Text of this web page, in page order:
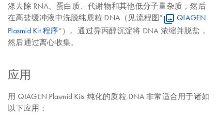
涤去除 RNA、蛋白质、代谢物和其他低分子量杂质，然后
在高盐缓冲液中洗脱纯质粒 DNA（见流程图“
QIAGEN
Plasmid Kit 程序”）。通过异丙醇沉淀将 DNA 浓缩并脱盐，
然后通过离心收集。
应用
用 QIAGEN Plasmid Kits 纯化的质粒 DNA 非常适合用于诸如
以下应用：